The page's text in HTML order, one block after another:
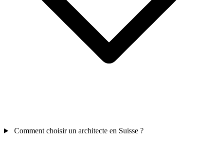
Comment choisir un architecte en Suisse ?